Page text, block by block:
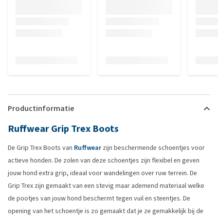
Productinformatie
Ruffwear Grip Trex Boots
De Grip Trex Boots van Ruffwearzijn beschermende schoentjes voor
actieve honden. De zolen van deze schoentjes zijn flexibel en geven
jouw hond extra grip, ideaal voor wandelingen over ruw terrein. De
Grip Trex zijn gemaakt van een stevig maar ademend materiaal welke
de pootjes van jouw hond beschermt tegen vuil en steentjes. De
opening van het schoentje is zo gemaakt dat je ze gemakkelijk bij de